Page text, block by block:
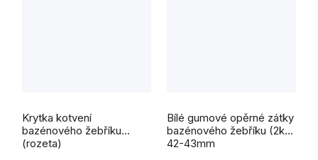
Krytka kotvení
bazénového žebříku
(rozeta)
hodnocení
produktu
je
5,0
z
Bílé gumové opěrné zátky
bazénového žebříku (2ks)
42-43mm